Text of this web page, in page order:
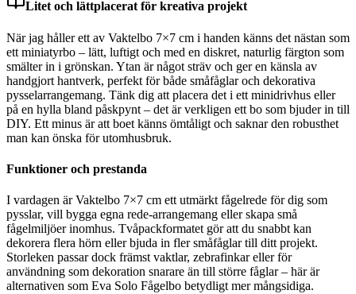
Litet och lättplacerat för kreativa projekt
När jag håller ett av Vaktelbo 7×7 cm i handen känns det nästan som
ett miniatyrbo – lätt, luftigt och med en diskret, naturlig färgton som
smälter in i grönskan. Ytan är något sträv och ger en känsla av
handgjort hantverk, perfekt för både småfåglar och dekorativa
pysselarrangemang. Tänk dig att placera det i ett minidrivhus eller
på en hylla bland påskpynt – det är verkligen ett bo som bjuder in till
DIY. Ett minus är att boet känns ömtåligt och saknar den robusthet
man kan önska för utomhusbruk.
Funktioner och prestanda
I vardagen är Vaktelbo 7×7 cm ett utmärkt fågelrede för dig som
pysslar, vill bygga egna rede-arrangemang eller skapa små
fågelmiljöer inomhus. Tvåpackformatet gör att du snabbt kan
dekorera flera hörn eller bjuda in fler småfåglar till ditt projekt.
Storleken passar dock främst vaktlar, zebrafinkar eller för
användning som dekoration snarare än till större fåglar – här är
alternativen som Eva Solo Fågelbo betydligt mer mångsidiga.